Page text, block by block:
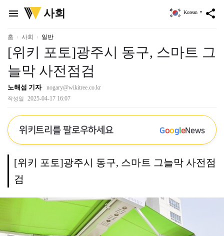
menu
위
키
리
사회 share
Korean ▼
홈 사회 일반
[위키 포토]광주시 동구, 스마트 그
늘막 사전점검
노해섭 기자 nogary@wikitree.co.kr
작성일 2025-04-17 16:07
위키트리를 팔로우하세요 GoogleNews
[위키 포토]광주시 동구, 스마트 그늘막 사전점
검